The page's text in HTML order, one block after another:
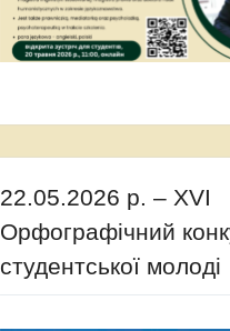
22.05.2026 р. – XVI
Орфографічний
студентської молоді